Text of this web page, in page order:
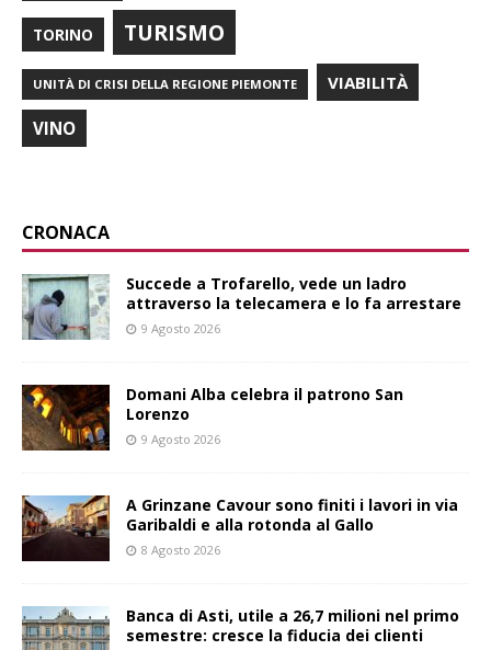
TORINO TURISMO
UNITÀ DI CRISI DELLA REGIONE PIEMONTE VIABILITÀ
VINO
CRONACA
Succede a Trofarello, vede un ladro
attraverso la telecamera e lo fa arrestare
9 Agosto 2026
Domani Alba celebra il patrono San
Lorenzo
9 Agosto 2026
A Grinzane Cavour sono finiti i lavori in via
Garibaldi e alla rotonda al Gallo
8 Agosto 2026
Banca di Asti, utile a 26,7 milioni nel primo
semestre: cresce la fiducia dei clienti